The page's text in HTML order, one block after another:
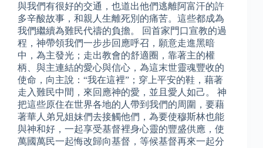
與我們有很好的交通，也道出他們逃離阿富汗的許
多辛酸故事，和親人生離死別的痛苦。這些都成為
我們繼續為難民代禱的負擔。 回首家門口宣教的過
程，神帶領我們一步步回應呼召，願意走進黑暗
中，為主發光；走出教會的舒適圈，靠著主的權
柄、與主連結的愛心與信心，為這末世靈魂豐收的
使命，向主說：“我在這裡”；穿上平安的鞋，藉著
走入難民中間，來回應神的愛，並且愛人如己。 神
把這些原住在世界各地的人帶到我們的周圍，要藉
著華人弟兄姐妹們去接觸他們，為要使穆斯林也能
與神和好，一起享受基督裡身心靈的豐盛供應，使
萬國萬民一起悔改歸向基督，等候基督再來一起分